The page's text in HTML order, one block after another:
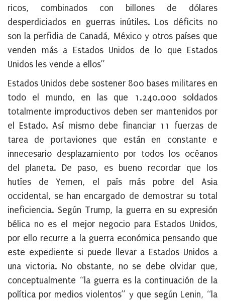
ricos, combinados con billones de dólares
desperdiciados en guerras inútiles. Los déficits no
son la perfidia de Canadá, México y otros países que
venden más a Estados Unidos de lo que Estados
Unidos les vende a ellos”
Estados Unidos debe sostener 800 bases militares en
todo el mundo, en las que 1.240.000 soldados
totalmente improductivos deben ser mantenidos por
el Estado. Así mismo debe financiar 11 fuerzas de
tarea de portaviones que están en constante e
innecesario desplazamiento por todos los océanos
del planeta. De paso, es bueno recordar que los
hutíes de Yemen, el país más pobre del Asia
occidental, se han encargado de demostrar su total
ineficiencia. Según Trump, la guerra en su expresión
bélica no es el mejor negocio para Estados Unidos,
por ello recurre a la guerra económica pensando que
este expediente si puede llevar a Estados Unidos a
una victoria. No obstante, no se debe olvidar que,
conceptualmente “la guerra es la continuación de la
política por medios violentos” y que según Lenin, “la